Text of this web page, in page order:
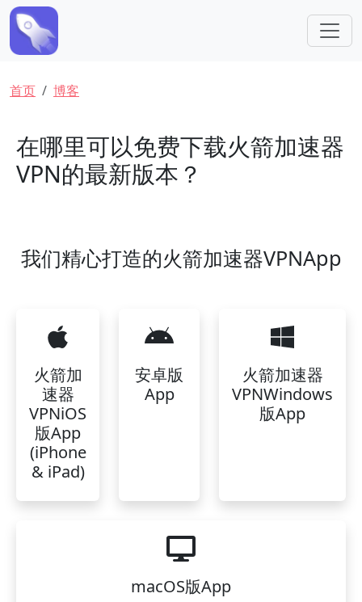
跳转到主要内容
面包屑
首页 博客
在哪里可以免费下载火箭加速器
VPN的最新版本？
我们精心打造的火箭加速器VPNApp
火箭加
速器
VPNiOS
版App
(iPhone
& iPad)
安卓版
App
火箭加速器
VPNWindows
版App
macOS版App